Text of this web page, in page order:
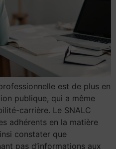
est de plus en
publique, qui a même
carrière. Le SNALC
adhérents en la matière
constater que
pas d’informations aux